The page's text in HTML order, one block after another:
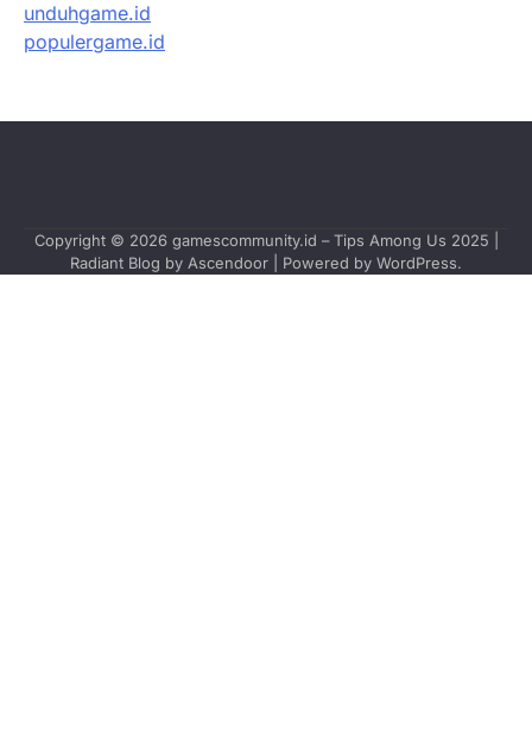
unduhgame.id
populergame.id
Copyright © 2026 gamescommunity.id – Tips Among Us 2025
Radiant Blog by Ascendoor | Powered by WordPress.